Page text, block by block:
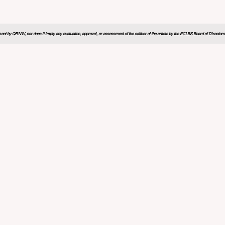
by QRNW, nor does it imply any evaluation, approval, or assessment of the caliber of the article by the ECLBS Board of